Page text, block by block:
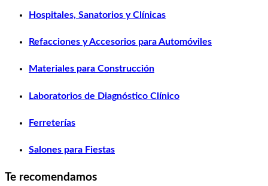
Hospitales, Sanatorios y Clínicas
Refacciones y Accesorios para Automóviles
Materiales para Construcción
Laboratorios de Diagnóstico Clínico
Ferreterías
Salones para Fiestas
Te recomendamos